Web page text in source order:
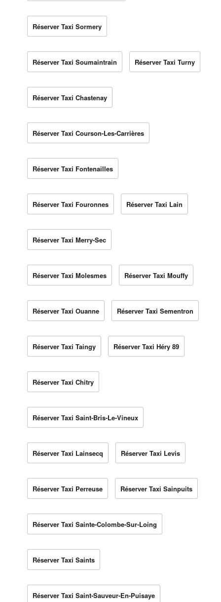
Réserver Taxi Sormery
Réserver Taxi Soumaintrain Réserver Taxi Turny
Réserver Taxi Chastenay
Réserver Taxi Courson-Les-Carrières
Réserver Taxi Fontenailles
Réserver Taxi Fouronnes Réserver Taxi Lain
Réserver Taxi Merry-Sec
Réserver Taxi Molesmes Réserver Taxi Mouffy
Réserver Taxi Ouanne Réserver Taxi Sementron
Réserver Taxi Taingy Réserver Taxi Héry 89
Réserver Taxi Chitry
Réserver Taxi Saint-Bris-Le-Vineux
Réserver Taxi Lainsecq Réserver Taxi Levis
Réserver Taxi Perreuse Réserver Taxi Sainpuits
Réserver Taxi Sainte-Colombe-Sur-Loing
Réserver Taxi Saints
Réserver Taxi Saint-Sauveur-En-Puisaye